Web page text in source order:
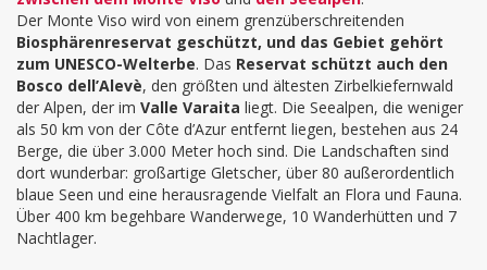
Der Monte Viso wird von einem grenzüberschreitenden
Biosphärenreservat geschützt, und das Gebiet gehört
zum UNESCO-Welterbe. Das Reservat schützt auch den
Bosco dell’Alevè, den größten und ältesten Zirbelkiefernwald
der Alpen, der im Valle Varaita liegt. Die Seealpen, die weniger
als 50 km von der Côte d’Azur entfernt liegen, bestehen aus 24
Berge, die über 3.000 Meter hoch sind. Die Landschaften sind
dort wunderbar: großartige Gletscher, über 80 außerordentlich
blaue Seen und eine herausragende Vielfalt an Flora und Fauna.
Über 400 km begehbare Wanderwege, 10 Wanderhütten und 7
Nachtlager.